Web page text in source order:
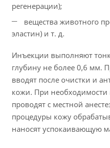
регенерации);
вещества животного
эластин) и т. д.
Инъекции выполняют
глубину не более 0,6 мм.
вводят после очистки и
кожи. При необходимости
проводят с местной
процедуры кожу
наносят успокаивающую